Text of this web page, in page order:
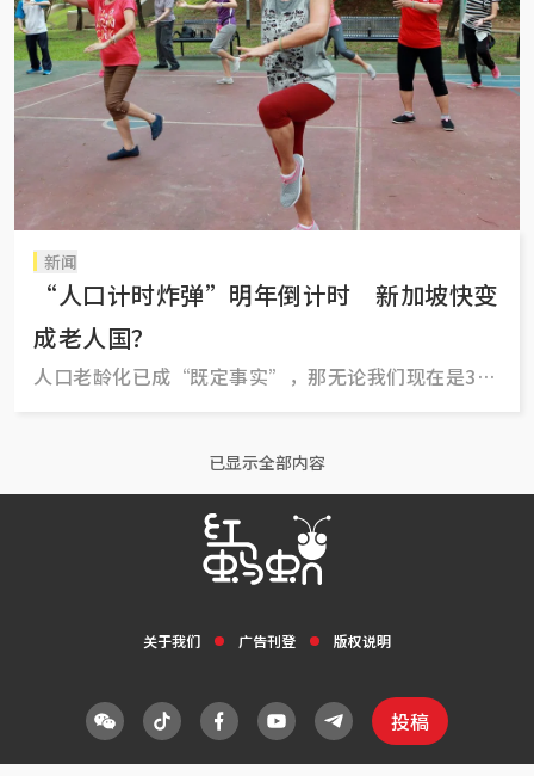
新闻
“人口计时炸弹”明年倒计时 新加坡快变
成老人国？
人口老龄化已成“既定事实”，那无论我们现在是30
子孙或者政府来养老。已显示全部内容
关于我们 广告刊登 版权说明
投稿